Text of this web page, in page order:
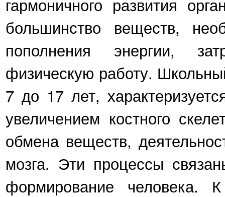
большинство веществ,
пополнения энергии,
физическую работу.
7 до 17 лет,
увеличением костного
обмена веществ,
мозга. Эти процессы
формирование человека. К